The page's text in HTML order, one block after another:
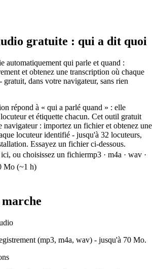
gratuite : qui a dit quoi
automatiquement qui parle et quand :
et obtenez une transcription où chaque
dans votre navigateur, sans rien
répond à « qui a parlé quand » : elle
et étiquette chacun. Cet outil gratuit
navigateur : importez un fichier et obtenez une
locuteur identifié - jusqu'à 32 locuteurs,
Essayez un fichier ci-dessous.
ou choisissez un fichiermp3 · m4a · wav ·
Mo (~1 h)
(mp3, m4a, wav) - jusqu'à 70 Mo.